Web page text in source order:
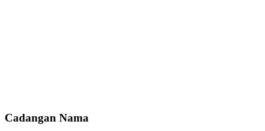
Cadangan Nama